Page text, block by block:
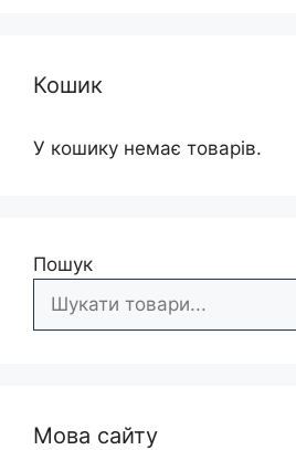
Кошик
У кошику немає товарів.
Пошук
Мова сайту